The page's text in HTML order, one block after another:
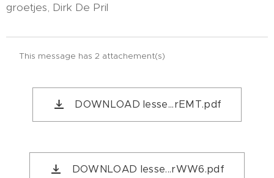
groetjes, Dirk De Pril
📎 This message has 2 attachement(s)
DOWNLOAD lesse...rEMT.pdf
DOWNLOAD lesse...rWW6.pdf